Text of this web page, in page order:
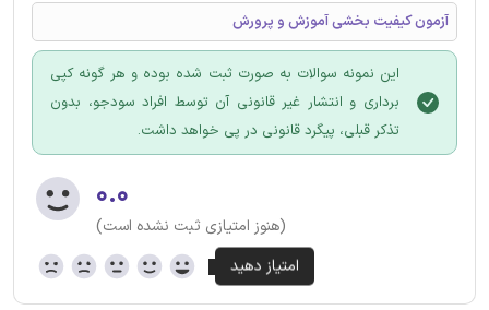
آزمون کیفیت بخشی آموزش و پرورش
این نمونه سوالات به صورت ثبت شده بوده و هر گونه کپی
برداری و انتشار غیر قانونی آن توسط افراد سودجو، بدون
تذکر قبلی، پیگرد قانونی در پی خواهد داشت.
۰.۰
(هنوز امتیازی ثبت نشده است)